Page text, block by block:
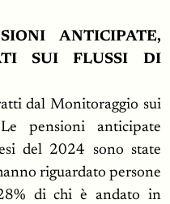
ANTICIPATE,
SUI FLUSSI DI
dal Monitoraggio sui
pensioni anticipate
del 2024 sono state
riguardato persone
di chi è andato in